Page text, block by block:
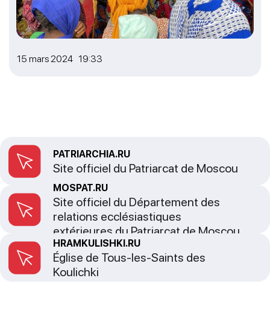
15 mars 2024 19:33
PATRIARCHIA.RU
Site officiel du Patriarcat de Moscou
MOSPAT.RU
Site officiel du Département des
relations ecclésiastiques
extérieures du Patriarcat de Moscou
HRAMKULISHKI.RU
Église de Tous-les-Saints des
Koulichki